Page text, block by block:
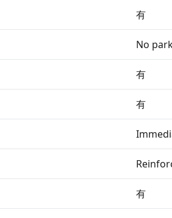
有
No
有
有
有